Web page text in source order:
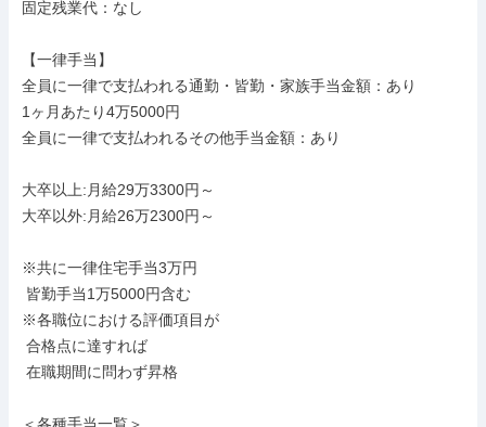
固定残業代：なし
【一律手当】
全員に一律で支払われる通勤・皆勤・家族手当金額：あり
1ヶ月あたり4万5000円
全員に一律で支払われるその他手当金額：あり
大卒以上:月給29万3300円～
大卒以外:月給26万2300円～
※共に一律住宅手当3万円
※各職位における評価項目が